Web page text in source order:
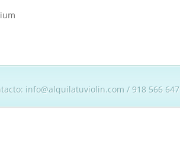
info@alquilatuviolin.com / 918 566 647